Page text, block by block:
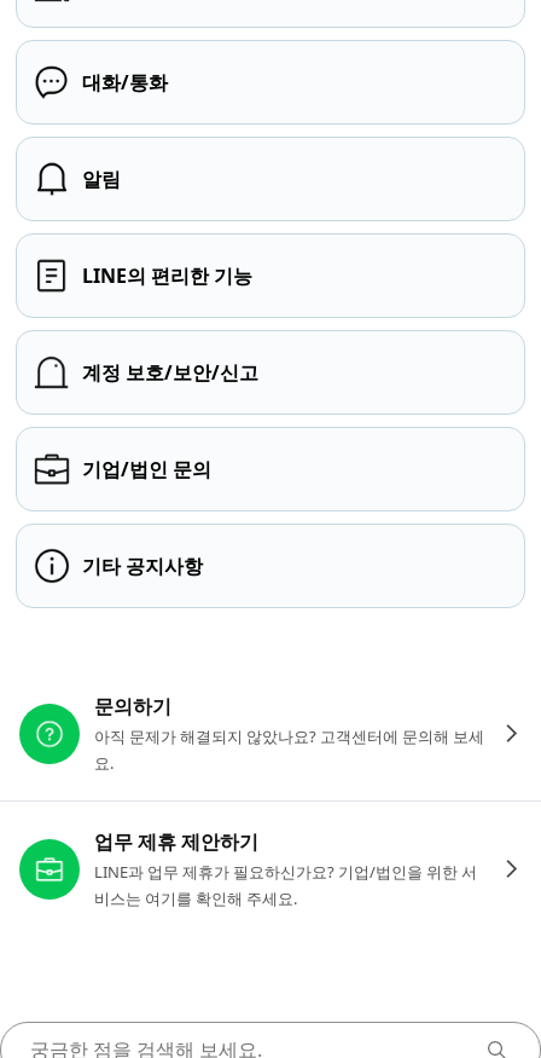
대화/통화
알림
LINE의 편리한 기능
계정 보호/보안/신고
기업/법인 문의
기타 공지사항
문의하기
아직 문제가 해결되지 않았나요? 고객센터에 문의해 보세
요.
업무 제휴 제안하기
LINE과 업무 제휴가 필요하신가요? 기업/법인을 위한 서
비스는 여기를 확인해 주세요.